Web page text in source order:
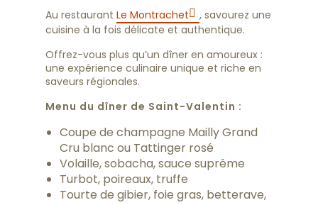
Au restaurant Le Montrachet
, savourez une
cuisine à la fois délicate et authentique.
Offrez-vous plus qu’un dîner en amoureux :
une expérience culinaire unique et riche en
saveurs régionales.
Menu du dîner de Saint-Valentin :
Coupe de champagne Mailly Grand
Cru blanc ou Tattinger rosé
Volaille, sobacha, sauce suprême
Turbot, poireaux, truffe
Tourte de gibier, foie gras, betterave,